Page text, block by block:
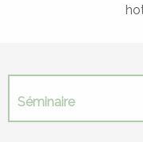
Séminaire